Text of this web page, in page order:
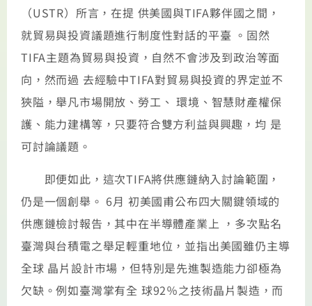
（USTR）所言，在提 供美國與TIFA夥伴國之間，
就貿易與投資議題進行制度性對話的平臺 。固然
TIFA主題為貿易與投資，自然不會涉及到政治等面
向，然而過 去經驗中TIFA對貿易與投資的界定並不
狹隘，舉凡市場開放、勞工、 環境、智慧財產權保
護、能力建構等，只要符合雙方利益與興趣，均 是
可討論議題。
即便如此，這次TIFA將供應鏈納入討論範圍，
仍是一個創舉。 6月 初美國甫公布四大關鍵領域的
供應鏈檢討報告，其中在半導體產業上 ，多次點名
臺灣與台積電之舉足輕重地位，並指出美國雖仍主導
全球 晶片設計市場，但特別是先進製造能力卻極為
欠缺。例如臺灣掌有全 球92％之技術晶片製造，而